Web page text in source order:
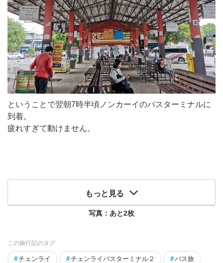
ということで翌朝7時半頃ノンカーイのバスターミナルに
到着。
疲れすぎて動けません。
もっと見る
写真：あと2枚
この旅行記のタグ
#チェンライ #チェンライバスターミナル２ #バス旅